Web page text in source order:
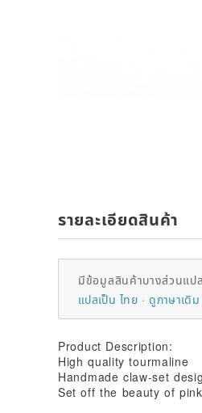
รายละเอียดสินค้า
มีข้อมูลสินค้าบางส่วนแป
แปลเป็น ไทย
ดูภาษาเดิ
Product Description:
High quality tourmaline
Handmade claw-set
Set off the beauty of